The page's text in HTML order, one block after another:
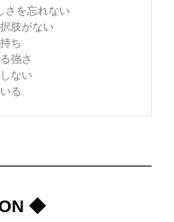
さを忘れない
肢がない
ち
強さ
ない
る
◆